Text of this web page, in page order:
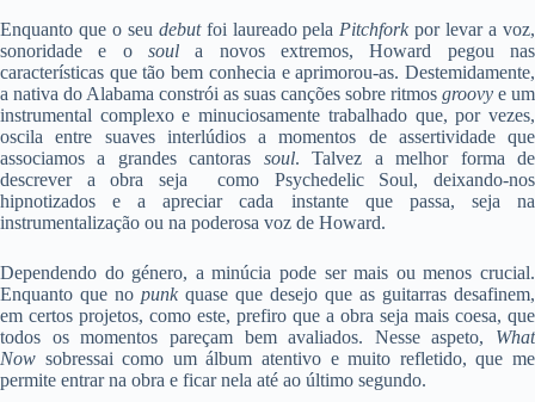
Enquanto que o seu debutfoi laureado pela Pitchfork por levar a voz,
sonoridade e o soul a novos extremos, Howard pegou nas
características que tão bem conhecia e aprimorou-as. Destemidamente,
a nativa do Alabama constrói as suas canções sobre ritmos groovy e um
instrumental complexo e minuciosamente trabalhado que, por vezes,
oscila entre suaves interlúdios a momentos de assertividade que
associamos a grandes cantoras soul. Talvez a melhor forma de
descrever a obra seja como Psychedelic Soul, deixando-nos
hipnotizados e a apreciar cada instante que passa, seja na
instrumentalização ou na poderosa voz de Howard.
Dependendo do género, a minúcia pode ser mais ou menos crucial.
Enquanto que no punk quase que desejo que as guitarras desafinem,
em certos projetos, como este, prefiro que a obra seja mais coesa, que
todos os momentos pareçam bem avaliados. Nesse aspeto, What
Now sobressai como um álbum atentivo e muito refletido, que me
permite entrar na obra e ficar nela até ao último segundo.